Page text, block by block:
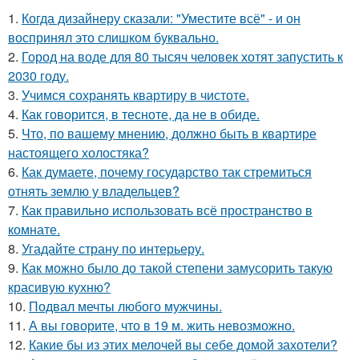
1. Когда дизайнеру сказали: "Уместите всё" - и он
воспринял это слишком буквально.
2. Город на воде для 80 тысяч человек хотят запустить к
2030 году.
3. Учимся сохранять квартиру в чистоте.
4. Как говорится, в тесноте, да не в обиде.
5. Что, по вашему мнению, должно быть в квартире
настоящего холостяка?
6. Как думаете, почему государство так стремиться
отнять землю у владельцев?
7. Как правильно использовать всё пространство в
комнате.
8. Угадайте страну по интерьеру.
9. Как можно было до такой степени замусорить такую
красивую кухню?
10. Подвал мечты любого мужчины.
11. А вы говорите, что в 19 м. жить невозможно.
12. Какие бы из этих мелочей вы себе домой захотели?